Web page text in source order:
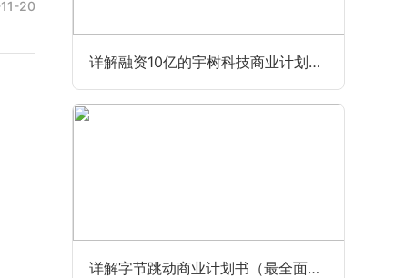
20
详解融资10亿的宇树科技商业计划书（最全最新版）
详解字节跳动商业计划书（最全面完整版）